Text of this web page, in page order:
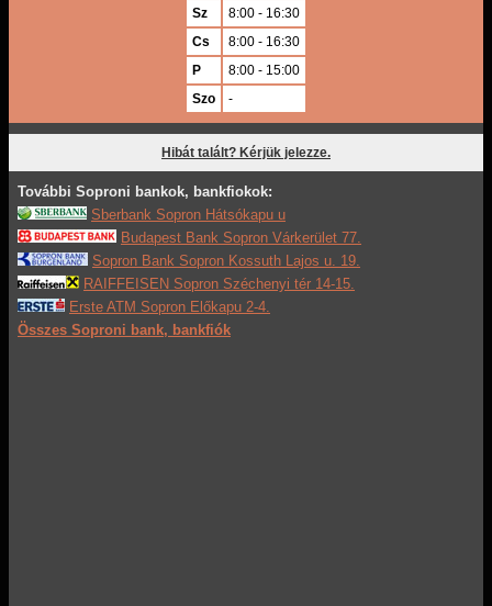
Sz
8:00 - 16:30
Cs
8:00 - 16:30
P
8:00 - 15:00
Szo
-
Hibát talált? Kérjük jelezze.
További Soproni bankok, bankfiokok:
Sberbank Sopron Hátsókapu u
Budapest Bank Sopron Várkerület 77.
Sopron Bank Sopron Kossuth Lajos u. 19.
RAIFFEISEN Sopron Széchenyi tér 14-15.
Erste ATM Sopron Előkapu 2-4.
Összes Soproni bank, bankfiók